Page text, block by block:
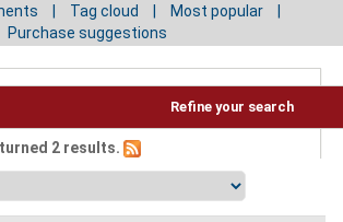
Tag cloud
Most popular
Purchase suggestions
Refine your search
2 results.